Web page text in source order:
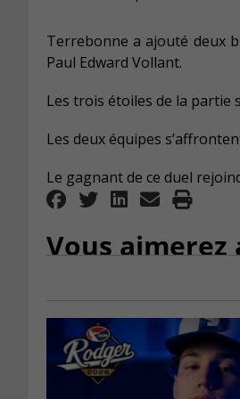
Terrebonne a ajouté deux
Paul Edward Vollant.
Les trois étoiles de la partie
Les deux équipes
Le gagnant de ce duel
Vous aimerez